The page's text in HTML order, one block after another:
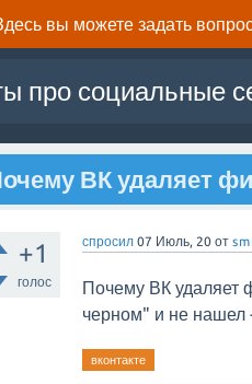
вы можете задать
про социальные
ВК удаляет
+1
голос
спросил 07 Июль, 20 от
Почему ВК удаляет
черном" и не нашел
вконтакте